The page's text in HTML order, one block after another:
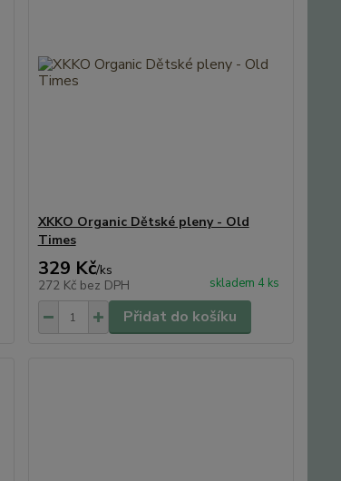
XKKO Organic Dětské pleny - Old
Times
329 Kč/ks
272 Kč bez DPH skladem 4 ks
Přidat do košíku